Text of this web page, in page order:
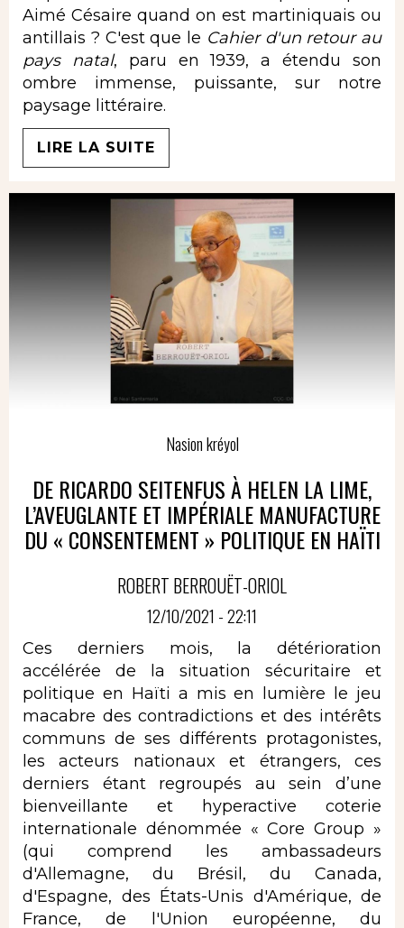
Aimé Césaire quand on est martiniquais ou
antillais ? C'est que le Cahier d'un retour au
pays natal, paru en 1939, a étendu son
ombre immense, puissante, sur notre
paysage littéraire.
LIRE LA SUITE
Nasion kréyol
DE RICARDO SEITENFUS À HELEN LA LIME,
L’AVEUGLANTE ET IMPÉRIALE MANUFACTURE
DU « CONSENTEMENT » POLITIQUE EN HAÏTI
ROBERT BERROUËT-ORIOL
12/10/2021 - 22:11
Ces derniers mois, la détérioration
accélérée de la situation sécuritaire et
politique en Haïti a mis en lumière le jeu
macabre des contradictions et des intérêts
communs de ses différents protagonistes,
les acteurs nationaux et étrangers, ces
derniers étant regroupés au sein d’une
bienveillante et hyperactive coterie
internationale dénommée « Core Group »
(qui comprend les ambassadeurs
d'Allemagne, du Brésil, du Canada,
d'Espagne, des États-Unis d'Amérique, de
France, de l'Union européenne, du